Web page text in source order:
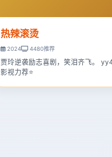
热辣滚烫
2024 4480推荐
贾玲逆袭励志喜剧，笑泪齐飞。
影视力荐⭐